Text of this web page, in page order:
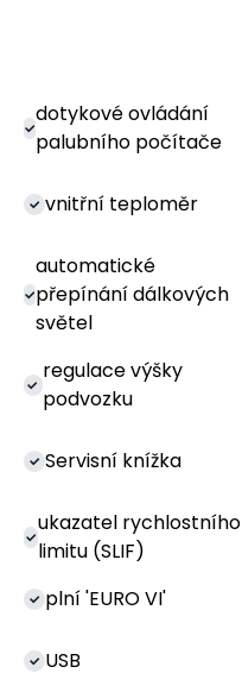
dotykové ovládání
palubního počítače
vnitřní teploměr
automatické
přepínání dálkových
světel
regulace výšky
podvozku
Servisní knížka
ukazatel rychlostního
limitu (SLIF)
plní 'EURO VI'
USB